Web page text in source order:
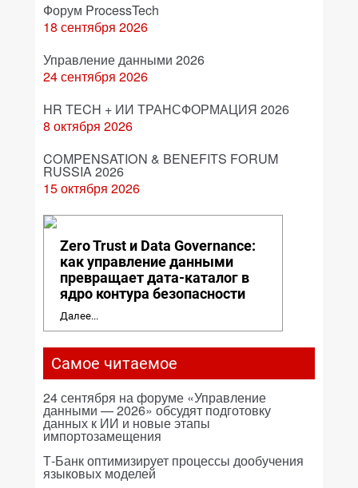
Форум ProcessTech
18 сентября 2026
Управление данными 2026
24 сентября 2026
HR TECH + ИИ ТРАНСФОРМАЦИЯ 2026
8 октября 2026
COMPENSATION & BENEFITS FORUM
RUSSIA 2026
15 октября 2026
Zero Trust и Data Governance:
как управление данными
превращает дата-каталог в
ядро контура безопасности
Далее...
Самое читаемое
24 сентября на форуме «Управление
данными — 2026» обсудят подготовку
данных к ИИ и новые этапы
импортозамещения
Т-Банк оптимизирует процессы дообучения
языковых моделей